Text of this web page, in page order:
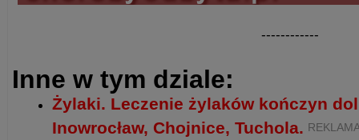
------------
Inne w tym dziale:
Żylaki. Leczenie żylaków kończyn
Inowrocław, Chojnice, Tuchola.